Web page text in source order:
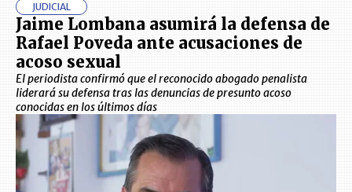
JUDICIAL
Jaime Lombana asumirá la defensa de
Rafael Poveda ante acusaciones de
acoso sexual
El periodista confirmó que el reconocido abogado penalista
liderará su defensa tras las denuncias de presunto acoso
conocidas en los últimos días